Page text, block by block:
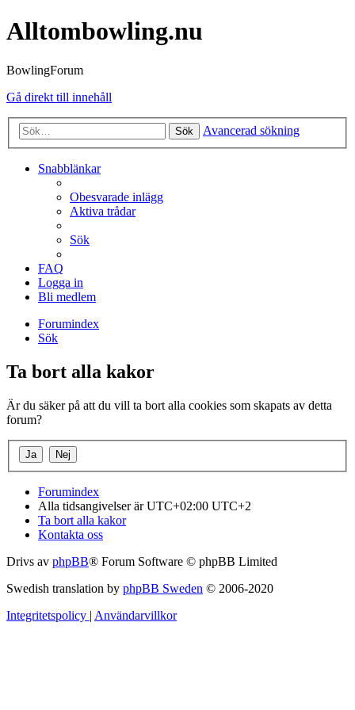
Alltombowling.nu
BowlingForum
Gå direkt till innehåll
Sök Avancerad sökning
Snabblänkar
Obesvarade inlägg
Aktiva trådar
Sök
FAQ
Logga in
Bli medlem
Forumindex
Sök
Ta bort alla kakor
Är du säker på att du vill ta bort alla cookies som skapats av detta
forum?
Forumindex
Alla tidsangivelser är UTC+02:00 UTC+2
Ta bort alla kakor
Kontakta oss
Drivs av phpBB® Forum Software © phpBB Limited
Swedish translation by phpBB Sweden © 2006-2020
Integritetspolicy | Användarvillkor